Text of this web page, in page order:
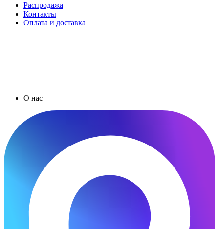
Распродажа
Контакты
Оплата и доставка
О нас